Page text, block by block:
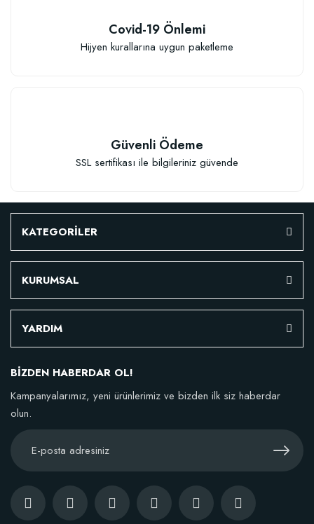
Covid-19 Önlemi
Hijyen kurallarına uygun paketleme
Güvenli Ödeme
SSL sertifikası ile bilgileriniz güvende
KATEGORİLER
KURUMSAL
YARDIM
BİZDEN HABERDAR OL!
Kampanyalarımız, yeni ürünlerimiz ve bizden ilk siz haberdar
olun.